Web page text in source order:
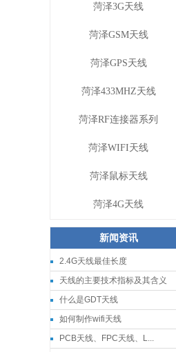
菏泽3G天线
菏泽GSM天线
菏泽GPS天线
菏泽433MHZ天线
菏泽RF连接器系列
菏泽WIFI天线
菏泽鼠标天线
菏泽4G天线
新闻资讯
2.4G天线最佳长度
天线的主要技术指标及其含义
什么是GDT天线
如何制作wifi天线
PCB天线、FPC天线、L...